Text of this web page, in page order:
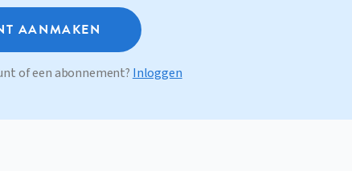
AANMAKEN
of een abonnement? Inloggen